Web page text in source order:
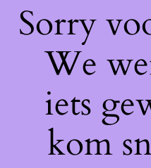
Sorry
We
iets
kom